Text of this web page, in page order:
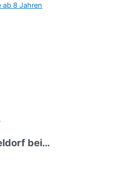
ab 8 Jahren
bei…